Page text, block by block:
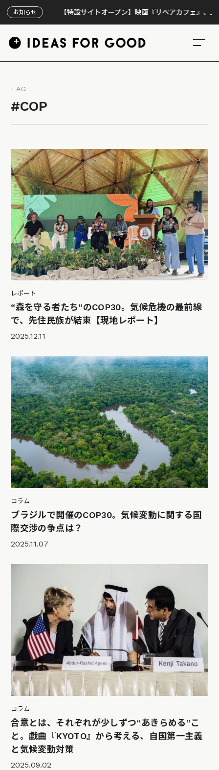
お知らせ【特設サイトオープン】映画『リペアカフェ』、上映300回
TAG
#COP
レポート
“森を守る者たち”のCOP30。気候危機の最前線
で、先住民族が結束【現地レポート】
2025.12.11
コラム
ブラジルで開催のCOP30。気候変動に関する国
際交渉の争点は？
2025.11.07
コラム
合意とは、それぞれが少しずつ“あきらめる”こ
と。戯曲『KYOTO』から考える、自国第一主義
と気候変動対策
2025.09.02